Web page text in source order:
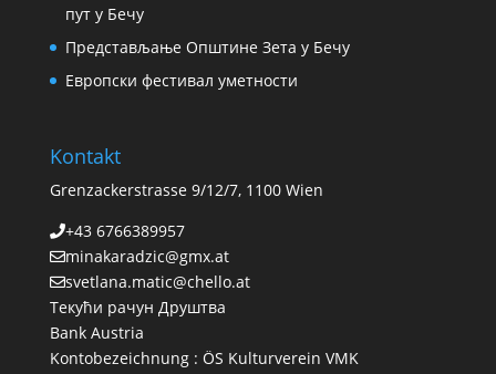
пут у Бечу
Представљање Општине Зета у Бечу
Европски фестивал уметности
Kontakt
Grenzackerstrasse 9/12/7, 1100 Wien
+43 6766389957
minakaradzic@gmx.at
svetlana.matic@chello.at
Текући рачун Друштва
Bank Austria
Kontobezeichnung : ÖS Kulturverein VMK